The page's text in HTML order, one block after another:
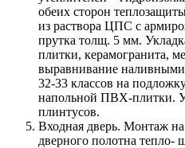
обеих сторон
из раствора ЦПС с
прутка толщ. 5 мм.
плитки, керамогранита,
выравнивание
32-33 классов на
напольной ПВХ-плитки.
плинтусов.
Входная дверь. Монтаж
дверного полотна тепло-